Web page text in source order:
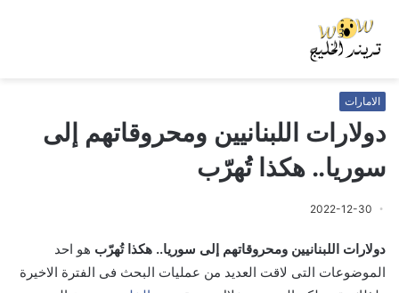
الامارات
دولارات اللبنانيين ومحروقاتهم إلى
سوريا.. هكذا تُهرّب
2022-12-30
دولارات اللبنانيين ومحروقاتهم إلى سوريا.. هكذا تُهرّب هو احد
الموضوعات التى لاقت العديد من عمليات البحث فى الفترة الاخيرة